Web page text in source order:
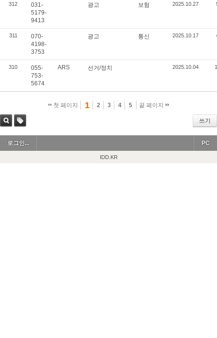
312
031-
5179-
9413
광고 보험 2025.10.27
311
070-
4198-
3753
광고 통신 2025.10.17
310
055-
753-
5674
ARS 선거/정치 2025.10.04
첫 페이지 1 2 3 4 5 끝 페이지
쓰기
로그인...
PC
IDD.KR